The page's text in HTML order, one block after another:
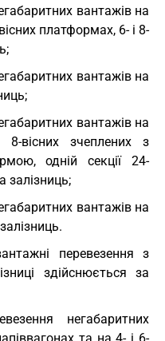
вантажів на
платформах, 6- і 8-
вантажів на
вантажів на
8-вісних зчеплених з
одній секції 24-
залізниць;
вантажів на
перевезення з
здійснюється за
негабаритних